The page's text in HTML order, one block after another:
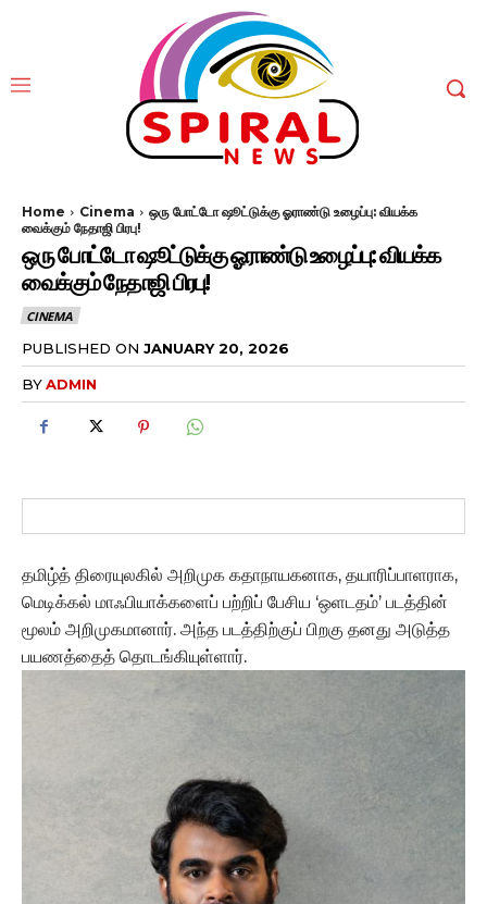
Home Cinema
ஒரு போட்டோ ஷூட்டுக்கு ஓராண்டு உழைப்பு: வியக்க
வைக்கும் நேதாஜி பிரபு!
ஒரு போட்டோ ஷூட்டுக்கு ஓராண்டு உழைப்பு: வியக்க
வைக்கும் நேதாஜி பிரபு!
CINEMA
PUBLISHED ON JANUARY 20, 2026
BYADMIN
தமிழ்த் திரையுலகில் அறிமுக கதாநாயகனாக, தயாரிப்பாளராக,
மெடிக்கல் மாஃபியாக்களைப் பற்றிப் பேசிய ‘ஒளடதம்’ படத்தின்
மூலம் அறிமுகமானார். அந்த படத்திற்குப் பிறகு தனது அடுத்த
பயணத்தைத் தொடங்கியுள்ளார்.